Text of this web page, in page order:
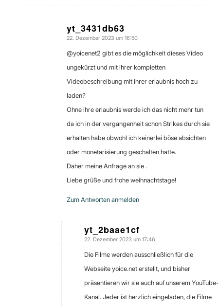
yt_3431db63
sagte:
22. Dezember 2023 um 16:50
@yoicenet2 gibt es die möglichkeit dieses Video
ungekürzt und mit ihrer kompletten
Videobeschreibung mit ihrer erlaubnis hoch zu
laden?
Ohne ihre erlaubnis werde ich das nicht mehr tun
da ich in der vergangenheit schon Strikes durch sie
erhalten habe obwohl ich keinerlei böse absichten
oder monetarisierung geschalten hatte.
Daher meine Anfrage an sie .
Liebe grüße und frohe weihnachtstage!
Zum Antworten anmelden
yt_2baae1cf
sagte:
22. Dezember 2023 um 17:46
Die Filme werden ausschließlich für die
Webseite yoice.net erstellt, und bisher
präsentieren wir sie auch auf unserem
Kanal. Jeder ist herzlich eingeladen, die Filme